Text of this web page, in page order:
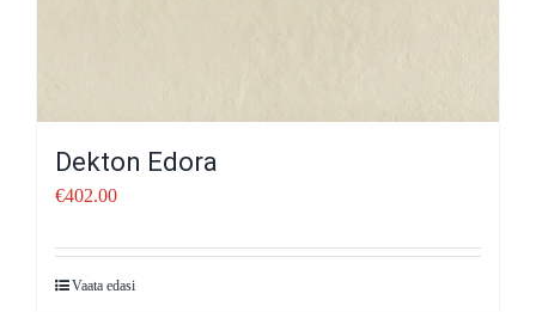
Dekton Edora
€402.00
Vaata edasi